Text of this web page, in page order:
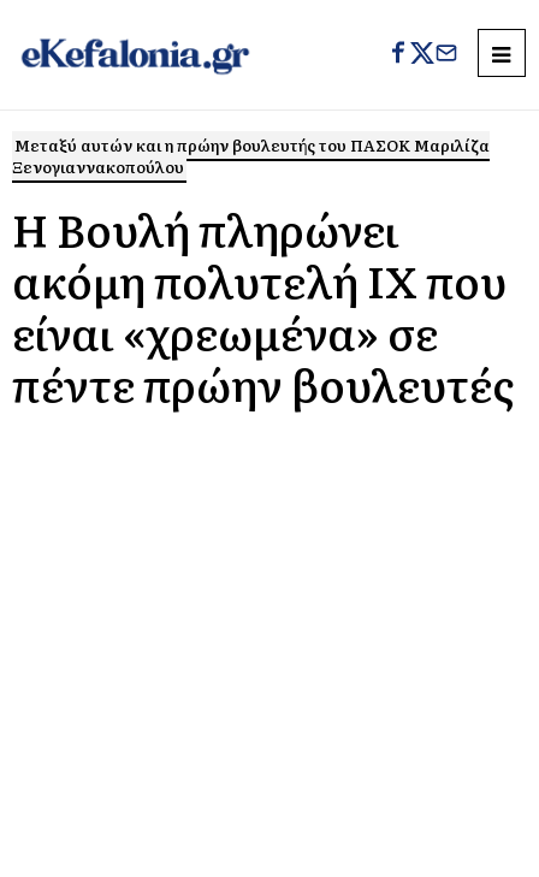
Μεταξύ αυτών και η πρώην βουλευτής του ΠΑΣΟΚ Μαριλίζα
Ξενογιαννακοπούλου
Η Βουλή πληρώνει
ακόμη πολυτελή ΙΧ που
είναι «χρεωμένα» σε
πέντε πρώην βουλευτές